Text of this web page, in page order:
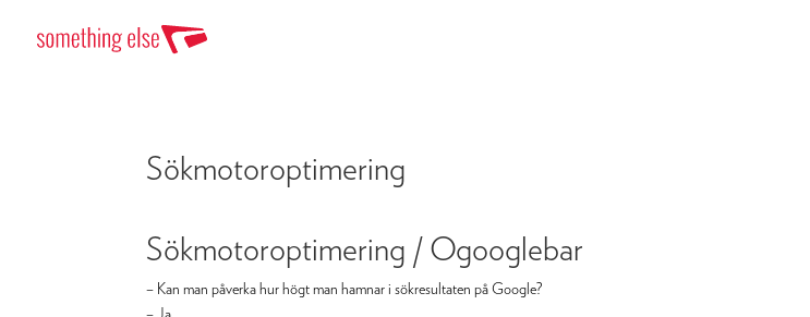
Sökmotoroptimering
Sökmotoroptimering / Ogooglebar
– Kan man påverka hur högt man hamnar i sökresultaten på Google?